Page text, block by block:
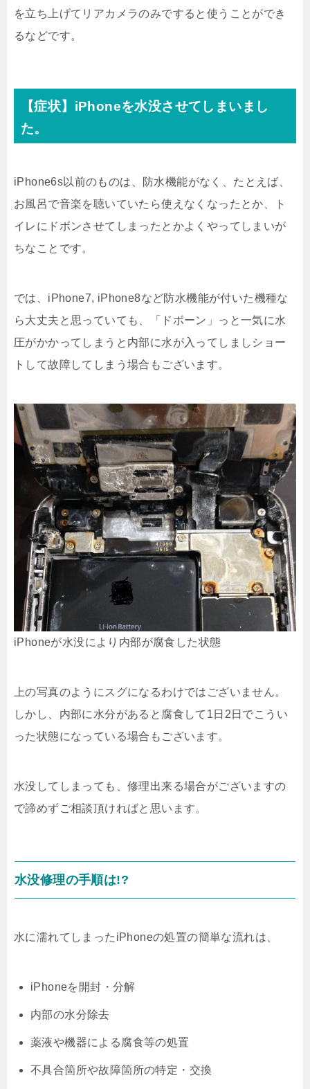
を立ち上げてリアカメラのみですると使うことができ
るなどです。
【症状】iPhoneを水没させてしまいまし
た。
iPhone6s以前のものは、防水機能がなく、たとえば、
お風呂で音楽を聴いていたら使えなくなったとか、ト
イレにドボンさせてしまったとかよくやってしまいが
ちなことです。
では、iPhone7, iPhone8など防水機能が付いた機種な
ら大丈夫と思っていても、「ドボーン」っと一気に水
圧がかかってしまうと内部に水が入ってしましショー
トして故障してしまう場合もございます。
iPhoneが水没により内部が腐食した状態
上の写真のようにスグになるわけではございません。
しかし、内部に水分があると腐食して1日2日でこうい
った状態になっている場合もございます。
水没してしまっても、修理出来る場合がございますの
で諦めずご相談頂ければと思います。
水没修理の手順は!?
水に濡れてしまったiPhoneの処置の簡単な流れは、
iPhoneを開封・分解
内部の水分除去
薬液や機器による腐食等の処置
不具合箇所や故障箇所の特定・交換